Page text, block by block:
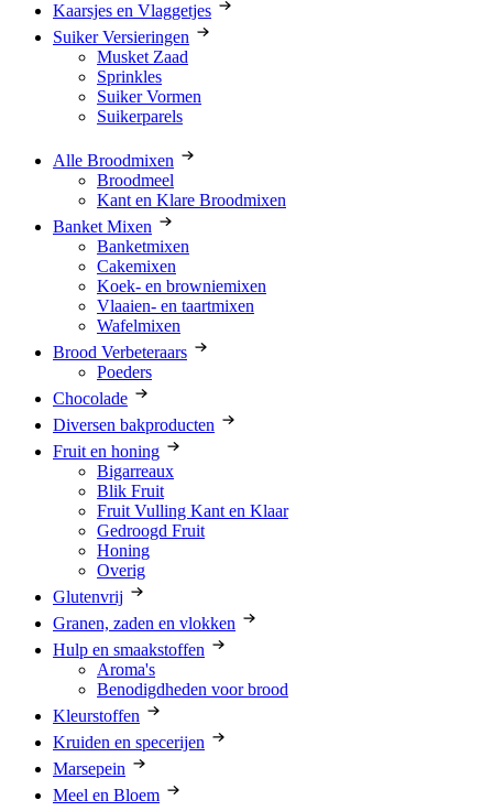
Kaarsjes en Vlaggetjes
Suiker Versieringen
Musket Zaad
Sprinkles
Suiker Vormen
Suikerparels
Alle Broodmixen
Broodmeel
Kant en Klare Broodmixen
Banket Mixen
Banketmixen
Cakemixen
Koek- en browniemixen
Vlaaien- en taartmixen
Wafelmixen
Brood Verbeteraars
Poeders
Chocolade
Diversen bakproducten
Fruit en honing
Bigarreaux
Blik Fruit
Fruit Vulling Kant en Klaar
Gedroogd Fruit
Honing
Overig
Glutenvrij
Granen, zaden en vlokken
Hulp en smaakstoffen
Aroma's
Benodigdheden voor brood
Kleurstoffen
Kruiden en specerijen
Marsepein
Meel en Bloem